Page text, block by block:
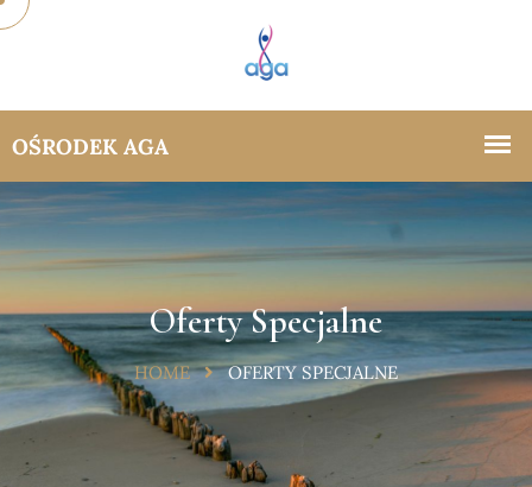
Oferty Specjalne
HOME OFERTY SPECJALNE